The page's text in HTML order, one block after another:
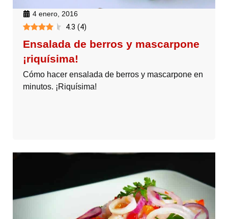
4 enero, 2016
4.3 (4)
Ensalada de berros y mascarpone
¡riquísima!
Cómo hacer ensalada de berros y mascarpone en
minutos. ¡Riquísima!